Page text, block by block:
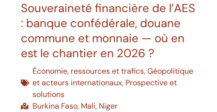
Souveraineté financière de l’AES
: banque confédérale, douane
commune et monnaie — où en
est le chantier en 2026 ?
Économie, ressources et trafics,Géopolitique
et acteurs internationaux, Prospective et
solutions
Burkina Faso, Mali, Niger